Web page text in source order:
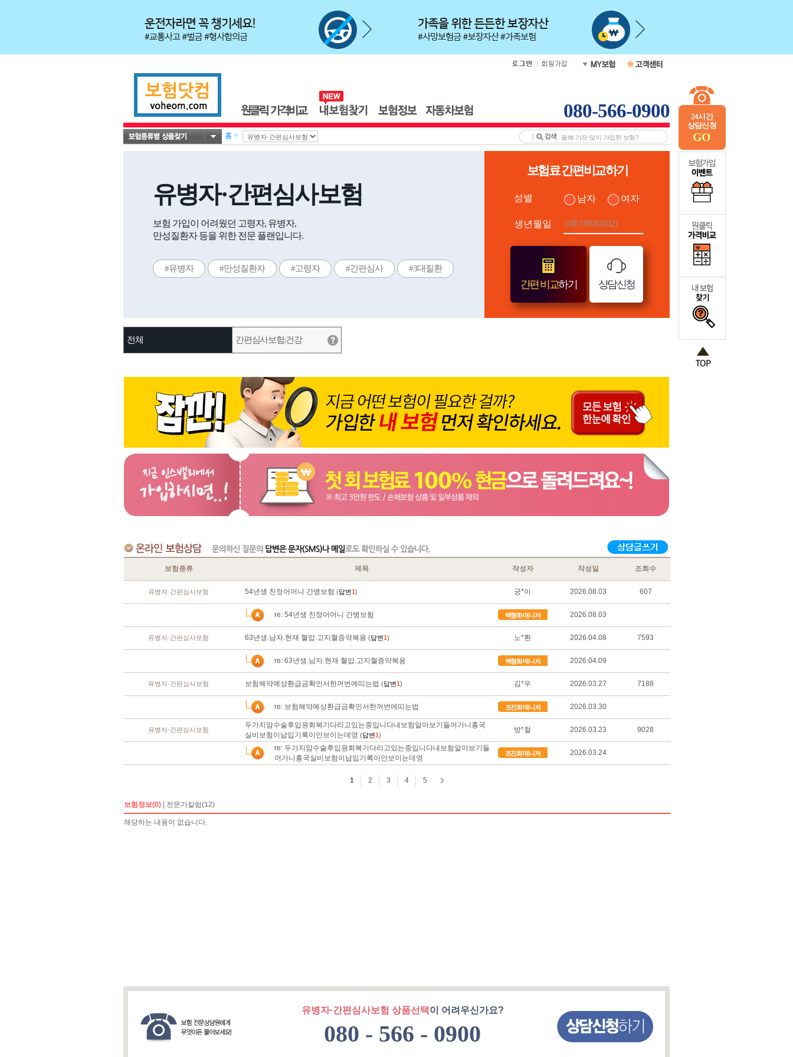
24시간
상담신청
GO
080-566-0900
홈 >
유병자·간편심사보험
보험 가입이 어려웠던 고령자, 유병자,
만성질환자 등을 위한 전문 플랜입니다.
#유병자 #만성질환자 #고령자 #간편심사 #3대질환
보험료 간편비교하기
성별 남자 여자
생년월일
간편 비교하기 상담신청
전체 간편심사보험:건강
유병자·간편심사보험 상품선택 이 어려우신가요?
080 - 566 - 0900